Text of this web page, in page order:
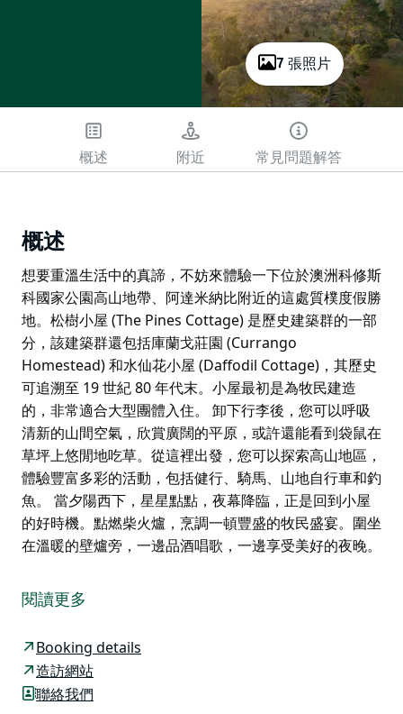
7 張照片
概述 附近 常見問題解答
概述
想要重溫生活中的真諦，不妨來體驗一下位於澳洲科修斯
科國家公園高山地帶、阿達米納比附近的這處質樸度假勝
地。松樹小屋 (The Pines Cottage) 是歷史建築群的一部
分，該建築群還包括庫蘭戈莊園 (Currango
Homestead) 和水仙花小屋 (Daffodil Cottage)，其歷史
可追溯至 19 世紀 80 年代末。小屋最初是為牧民建造
的，非常適合大型團體入住。 卸下行李後，您可以呼吸
清新的山間空氣，欣賞廣闊的平原，或許還能看到袋鼠在
草坪上悠閒地吃草。從這裡出發，您可以探索高山地區，
體驗豐富多彩的活動，包括健行、騎馬、山地自行車和釣
魚。 當夕陽西下，星星點點，夜幕降臨，正是回到小屋
的好時機。點燃柴火爐，烹調一頓豐盛的牧民盛宴。圍坐
在溫暖的壁爐旁，一邊品酒唱歌，一邊享受美好的夜晚。
科國家公園高山地帶、阿達米納比附近的這處質樸度假勝
地。松樹小屋 (The Pines Cottage) 是歷史建築群的一部
Homestead) 和水仙花小屋 (Daffodil Cottage)，其歷史
可追溯至 19 世紀 80 年代末。小屋最初是為牧民建造
的，非常適合大型團體入住。
閱讀更多
Booking details
造訪網站
聯絡我們